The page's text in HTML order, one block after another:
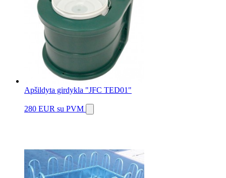
Apšildyta girdykla "JFC TED01"
280 EUR su PVM